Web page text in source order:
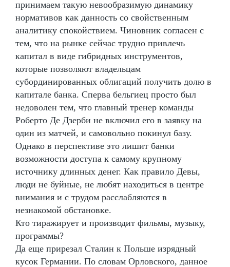
принимаем такую невообразимую динамику
нормативов как данность со свойственным
аналитику спокойствием. Чиновник согласен с
тем, что на рынке сейчас трудно привлечь
капитал в виде гибридных инструментов,
которые позволяют владельцам
субординированных облигаций получить долю в
капитале банка. Сперва бельгиец просто был
недоволен тем, что главный тренер команды
Роберто Де Дзерби не включил его в заявку на
один из матчей, и самовольно покинул базу.
Однако в перспективе это лишит банки
возможности доступа к самому крупному
источнику длинных денег. Как правило Девы,
люди не буйные, не любят находиться в центре
внимания и с трудом расслабляются в
незнакомой обстановке.
Кто тиражирует и производит фильмы, музыку,
программы?
Да еще прирезал Сталин к Польше изрядный
кусок Германии. По словам Орловского, данное